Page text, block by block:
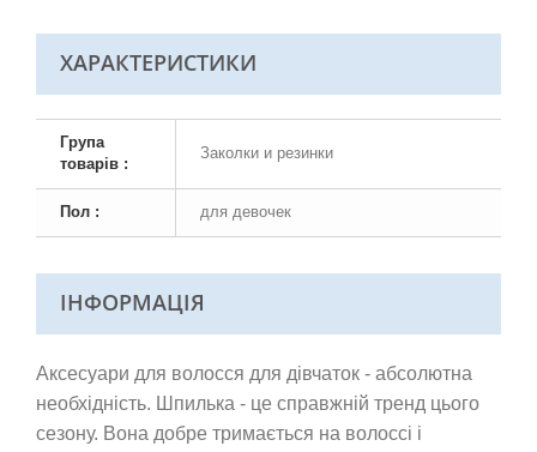
ХАРАКТЕРИСТИКИ
Група
товарів :
Заколки и резинки
Пол : для девочек
ІНФОРМАЦІЯ
Аксесуари для волосся для дівчаток - абсолютна
необхідність. Шпилька - це справжній тренд цього
сезону. Вона добре тримається на волоссі і